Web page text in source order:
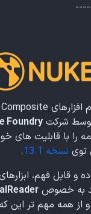
Foundry
را با قابلیت های
نسخه 13.1
.
و قابل فهم،
به خصوص